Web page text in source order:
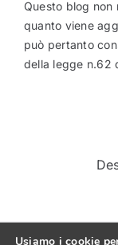
Questo blog non
quanto viene
può pertanto
della legge n.62
Usiamo i cookie